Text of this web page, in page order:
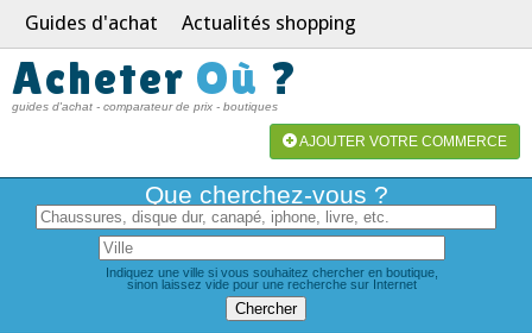
Guides d'achat Actualités shopping
Acheter Où ?
guides d'achat - comparateur de prix - boutiques
AJOUTER VOTRE COMMERCE
Que cherchez-vous ?
Indiquez une ville si vous souhaitez chercher en boutique,
sinon laissez vide pour une recherche sur Internet